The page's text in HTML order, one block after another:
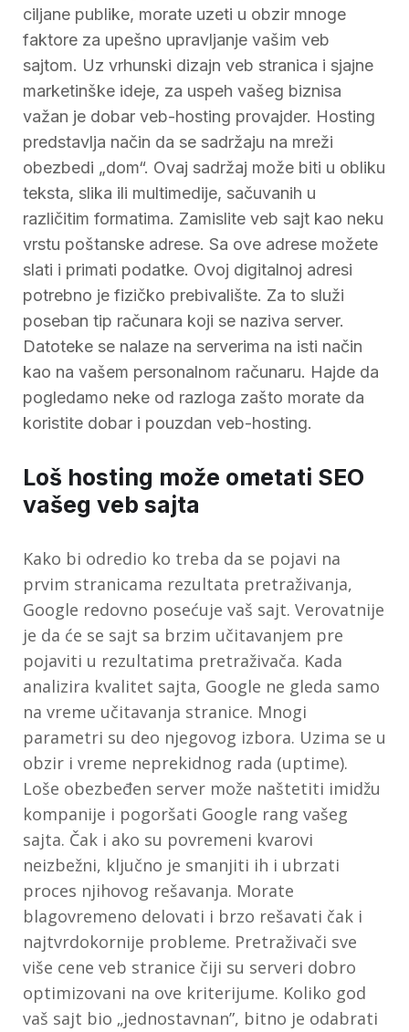
ciljane publike, morate uzeti u obzir mnoge
faktore za upešno upravljanje vašim veb
sajtom. Uz vrhunski dizajn veb stranica i sjajne
marketinške ideje, za uspeh vašeg biznisa
važan je dobar veb-hosting provajder. Hosting
predstavlja način da se sadržaju na mreži
obezbedi „dom“. Ovaj sadržaj može biti u obliku
teksta, slika ili multimedije, sačuvanih u
različitim formatima. Zamislite veb sajt kao neku
vrstu poštanske adrese. Sa ove adrese možete
slati i primati podatke. Ovoj digitalnoj adresi
potrebno je fizičko prebivalište. Za to služi
poseban tip računara koji se naziva server.
Datoteke se nalaze na serverima na isti način
kao na vašem personalnom računaru. Hajde da
pogledamo neke od razloga zašto morate da
koristite dobar i pouzdan veb-hosting.
Loš hosting može ometati SEO
vašeg veb sajta
Kako bi odredio ko treba da se pojavi na
prvim stranicama rezultata pretraživanja,
Google redovno posećuje vaš sajt. Verovatnije
je da će se sajt sa brzim učitavanjem pre
pojaviti u rezultatima pretraživača. Kada
analizira kvalitet sajta, Google ne gleda samo
na vreme učitavanja stranice. Mnogi
parametri su deo njegovog izbora. Uzima se u
obzir i vreme neprekidnog rada (uptime).
Loše obezbeđen server može naštetiti imidžu
kompanije i pogoršati Google rang vašeg
sajta. Čak i ako su povremeni kvarovi
neizbežni, ključno je smanjiti ih i ubrzati
proces njihovog rešavanja. Morate
blagovremeno delovati i brzo rešavati čak i
najtvrdokornije probleme. Pretraživači sve
više cene veb stranice čiji su serveri dobro
optimizovani na ove kriterijume. Koliko god
vaš sajt bio „jednostavnan”, bitno je odabrati